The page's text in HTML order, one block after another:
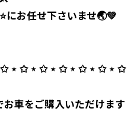
にお任せ下さいませ🌏💚
⋆ ✩ ⋆ ✩ ⋆ ✩ ⋆ ✩ ⋆ ✩ ⋆ ✩
車をご購入いただけます